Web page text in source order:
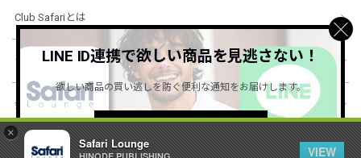
×
Safari Lounge
VIEW
Club Safariとは
ショッピングガイド
会社概要・規約
LINE ID連携で欲しい商品を見逃さない！
欲しい商品の買い逃しを防ぐ便利な通知をお届けします。
詳しくはこちら ＞